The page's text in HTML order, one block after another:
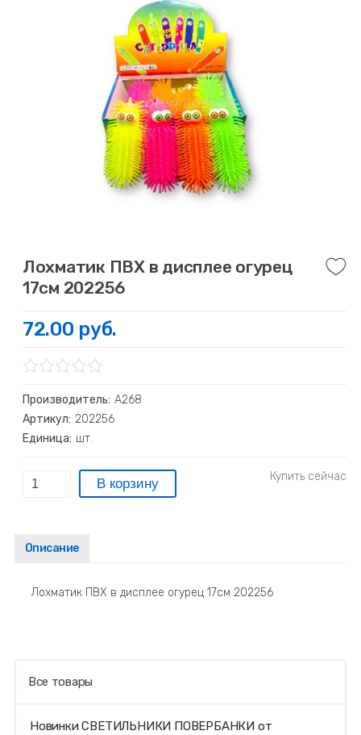
Лохматик ПВХ в дисплее огурец
17см 202256
72.00 руб.
Производитель: А268
Артикул: 202256
Единица: шт.
Описание
Лохматик ПВХ в дисплее огурец 17см 202256
Все товары
Новинки СВЕТИЛЬНИКИ ПОВЕРБАНКИ от